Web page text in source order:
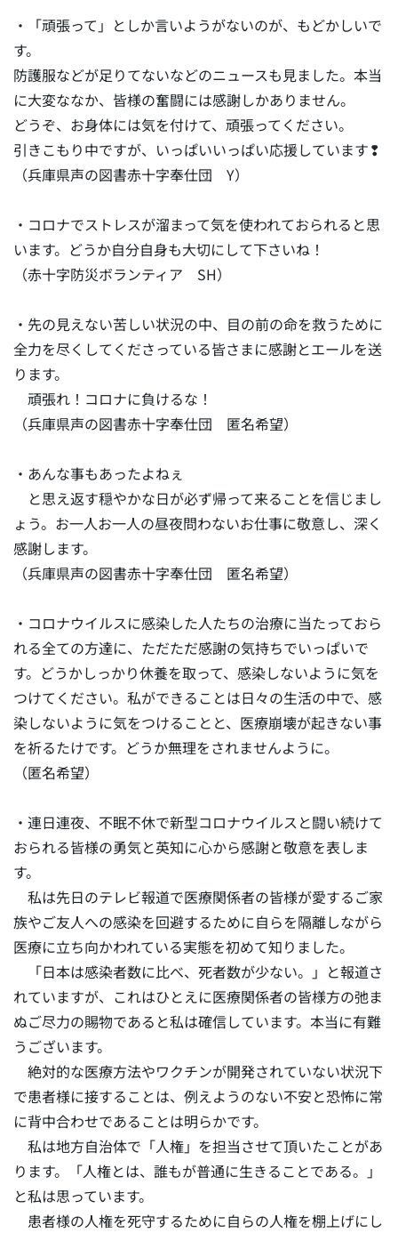
・「頑張って」としか言いようがないのが、もどかしいで
す。
防護服などが足りてないなどのニュースも見ました。本当
に大変ななか、皆様の奮闘には感謝しかありません。
どうぞ、お身体には気を付けて、頑張ってください。
引きこもり中ですが、いっぱいいっぱい応援しています❢
（兵庫県声の図書赤十字奉仕団 Y）
・コロナでストレスが溜まって気を使われておられると思
います。どうか自分自身も大切にして下さいね！
（赤十字防災ボランティア SH）
・先の見えない苦しい状況の中、目の前の命を救うために
全力を尽くしてくださっている皆さまに感謝とエールを送
ります。
頑張れ！コロナに負けるな！
（兵庫県声の図書赤十字奉仕団 匿名希望）
・あんな事もあったよねぇ
と思え返す穏やかな日が必ず帰って来ることを信じまし
ょう。お一人お一人の昼夜問わないお仕事に敬意し、深く
感謝します。
（兵庫県声の図書赤十字奉仕団 匿名希望）
・コロナウイルスに感染した人たちの治療に当たっておら
れる全ての方達に、ただただ感謝の気持ちでいっぱいで
す。どうかしっかり休養を取って、感染しないように気を
つけてください。私ができることは日々の生活の中で、感
染しないように気をつけることと、医療崩壊が起きない事
を祈るたけです。どうか無理をされませんように。
（匿名希望）
・連日連夜、不眠不休で新型コロナウイルスと闘い続けて
おられる皆様の勇気と英知に心から感謝と敬意を表しま
す。
私は先日のテレビ報道で医療関係者の皆様が愛するご家
族やご友人への感染を回避するために自らを隔離しながら
医療に立ち向かわれている実態を初めて知りました。
「日本は感染者数に比べ、死者数が少ない。」と報道さ
れていますが、これはひとえに医療関係者の皆様方の弛ま
ぬご尽力の賜物であると私は確信しています。本当に有難
うございます。
絶対的な医療方法やワクチンが開発されていない状況下
で患者様に接することは、例えようのない不安と恐怖に常
に背中合わせであることは明らかです。
私は地方自治体で「人権」を担当させて頂いたことがあ
ります。「人権とは、誰もが普通に生きることである。」
と私は思っています。
患者様の人権を死守するために自らの人権を棚上げにし